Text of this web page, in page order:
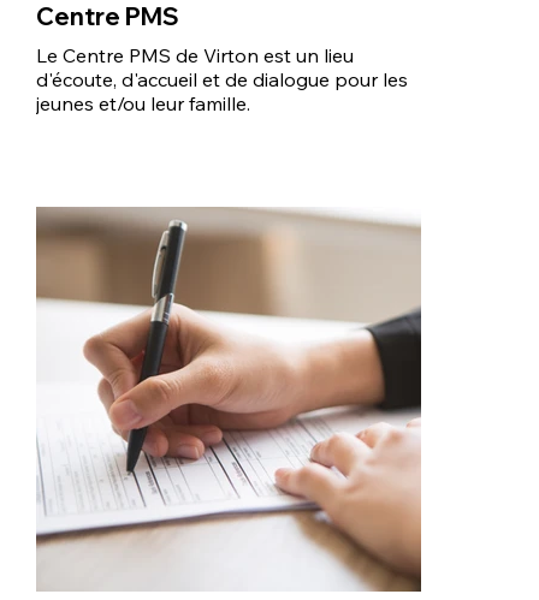
Centre PMS
Le Centre PMS de Virton est un lieu
d'écoute, d'accueil et de dialogue pour les
jeunes et/ou leur famille.